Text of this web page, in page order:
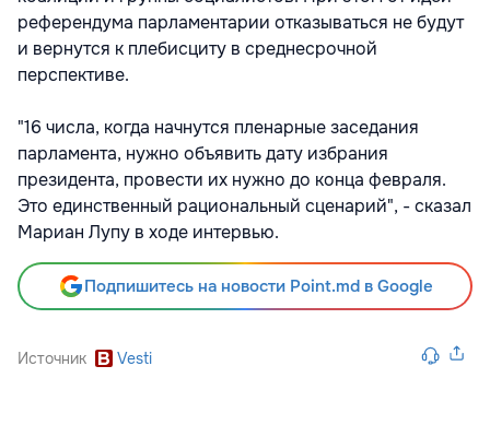
референдума парламентарии отказываться не будут
и вернутся к плебисциту в среднесрочной
перспективе.
"16 числа, когда начнутся пленарные заседания
парламента, нужно объявить дату избрания
президента, провести их нужно до конца февраля.
Это единственный рациональный сценарий", - сказал
Мариан Лупу в ходе интервью.
Подпишитесь на новости Point.md в Google
Источник Vesti